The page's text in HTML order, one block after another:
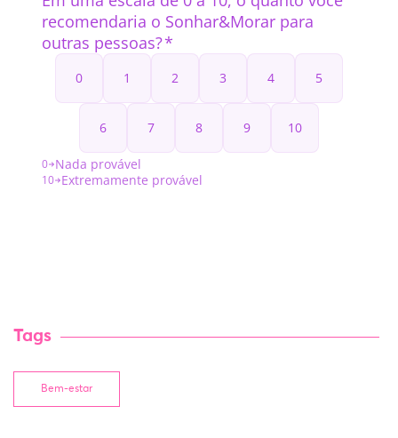
Tags
Bem-estar